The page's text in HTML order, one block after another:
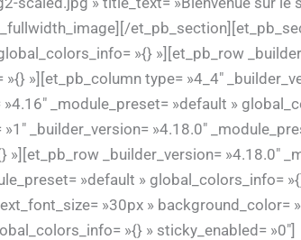
»{} »][et_pb_row
»][et_pb_column type= »4_4″
_module_preset= »default »
_builder_version= »4.18.0″
_builder_version= »4.18.0″
»default » global_colors_info=
»30px » background_color=
»{} » sticky_enabled= »0″]